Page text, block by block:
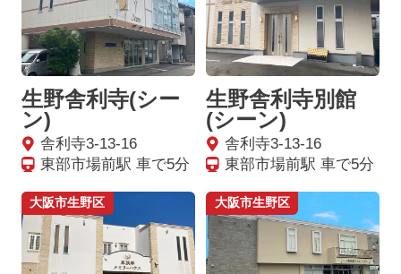
生野舎利寺(シー
ン)
舎利寺3-13-16
東部市場前駅 車で5分
生野舎利寺別館
(シーン)
舎利寺3-13-16
東部市場前駅 車で5分
大阪市生野区 大阪市生野区